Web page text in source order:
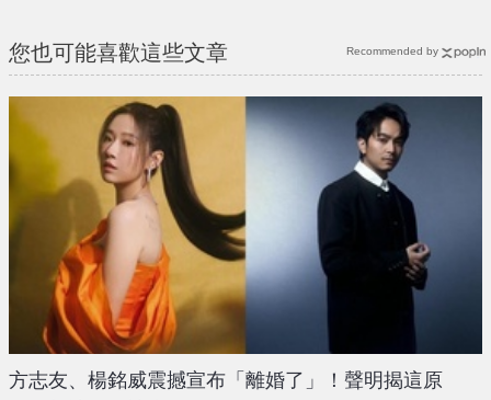
您也可能喜歡這些文章
方志友、楊銘威震撼宣布「離婚了」！聲明揭這原
Recommended by